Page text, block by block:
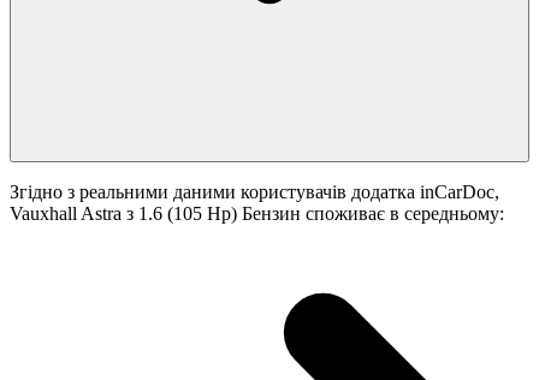
Згідно з реальними даними користувачів додатка inCarDoc,
Vauxhall Astra з 1.6 (105 Hp) Бензин споживає в середньому: